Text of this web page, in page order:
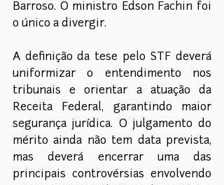
Barroso. O ministro Edson Fachin foi
o único a divergir.
A definição da tese pelo STF deverá
uniformizar o entendimento nos
tribunais e orientar a atuação da
Receita Federal, garantindo maior
segurança jurídica. O julgamento do
mérito ainda não tem data prevista,
mas deverá encerrar uma das
principais controvérsias envolvendo